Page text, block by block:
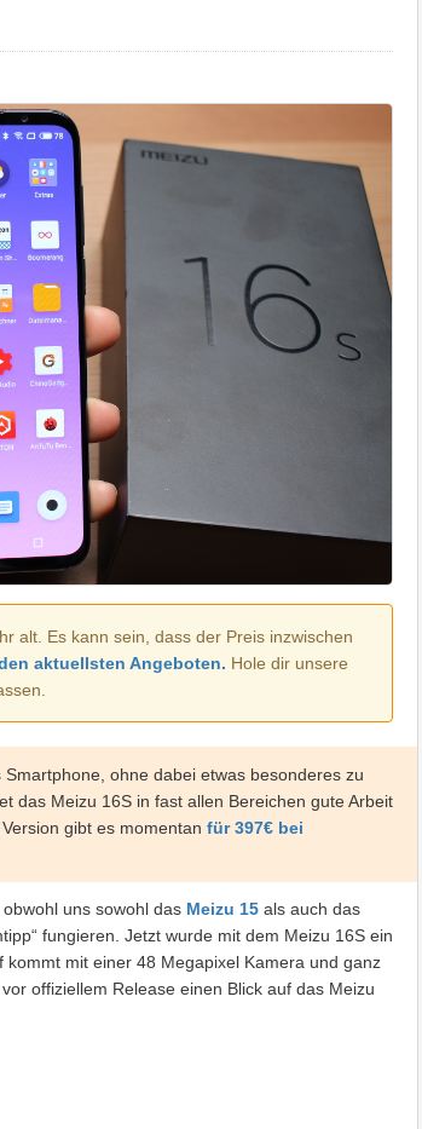
alt. Es kann sein, dass der Preis inzwischen
aktuellsten Angeboten. Hole dir unsere
ohne dabei etwas besonderes zu
das Meizu 16S in fast allen Bereichen gute Arbeit
gibt es momentan für 397€ bei
uns sowohl das Meizu 15 als auch das
fungieren. Jetzt wurde mit dem Meizu 16S ein
mit einer 48 Megapixel Kamera und ganz
offiziellem Release einen Blick auf das Meizu